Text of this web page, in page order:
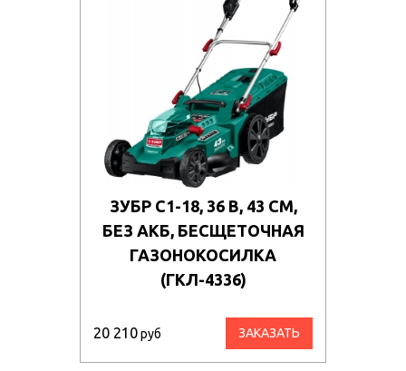
ЗУБР С1-18, 36 В, 43 СМ,
БЕЗ АКБ, БЕСЩЕТОЧНАЯ
ГАЗОНОКОСИЛКА
(ГКЛ-4336)
20 210руб ЗАКАЗАТЬ